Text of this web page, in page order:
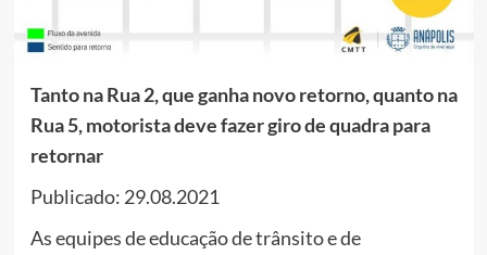
Tanto na Rua 2, que ganha novo retorno, quanto na
Rua 5, motorista deve fazer giro de quadra para
retornar
Publicado: 29.08.2021
As equipes de educação de trânsito e de